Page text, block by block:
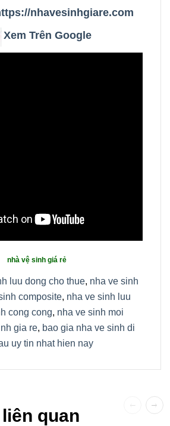
nhavesinhgiare.com
Xem Trên Google
nhà vệ sinh giá rẻ
luu dong cho thue, nha ve sinh
composite, nha ve sinh luu
cong cong, nha ve sinh moi
gia re, bao gia nha ve sinh di
uy tin nhat hien nay
quan